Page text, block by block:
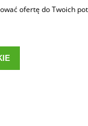
ofertę do Twoich